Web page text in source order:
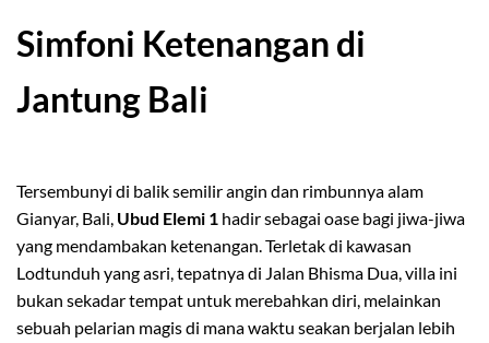
Simfoni Ketenangan di
Jantung Bali
Tersembunyi di balik semilir angin dan rimbunnya alam
Gianyar, Bali, Ubud Elemi 1 hadir sebagai oase bagi jiwa-jiwa
yang mendambakan ketenangan. Terletak di kawasan
Lodtunduh yang asri, tepatnya di Jalan Bhisma Dua, villa ini
bukan sekadar tempat untuk merebahkan diri, melainkan
sebuah pelarian magis di mana waktu seakan berjalan lebih